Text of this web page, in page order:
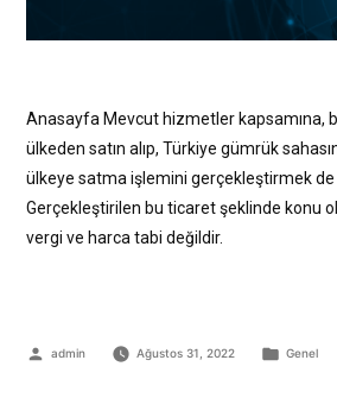
Anasayfa Mevcut hizmetler kapsamına,
ülkeden satın alıp, Türkiye gümrük
ülkeye satma işlemini gerçekleştirmek de
Gerçekleştirilen bu ticaret şeklinde konu
vergi ve harca tabi değildir.
admin Ağustos 31, 2022 Genel